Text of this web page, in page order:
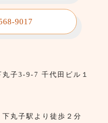
9017
丸子3-9-7 千代田ビル１
丸子駅より徒歩２分